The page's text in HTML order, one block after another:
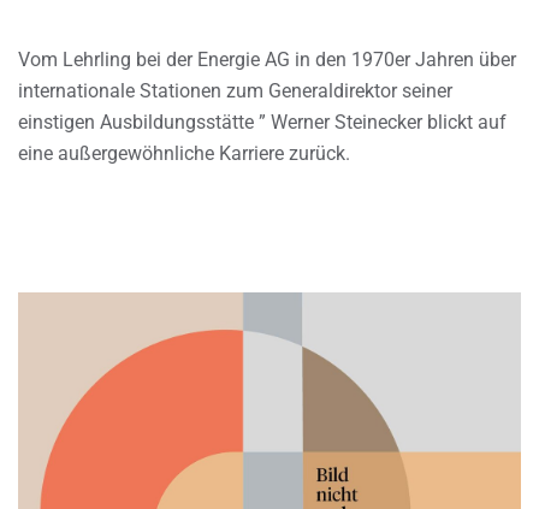
Vom Lehrling bei der Energie AG in den 1970er Jahren über
internationale Stationen zum Generaldirektor seiner
einstigen Ausbildungsstätte ” Werner Steinecker blickt auf
eine außergewöhnliche Karriere zurück.